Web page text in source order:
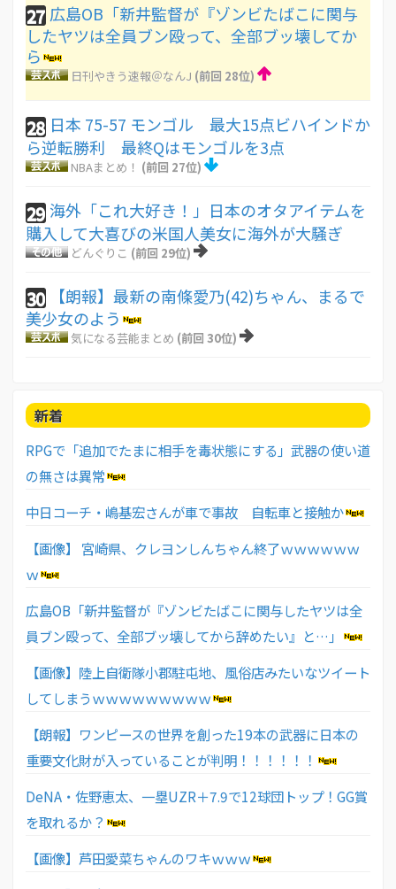
27 広島OB「新井監督が『ゾンビたばこに関与
したヤツは全員ブン殴って、全部ブッ壊してか
ら
日刊やきう速報＠なんJ (前回 28位)
28 日本 75-57 モンゴル 最大15点ビハインドか
ら逆転勝利 最終Qはモンゴルを3点
NBAまとめ！ (前回 27位)
29 海外「これ大好き！」日本のオタアイテムを
購入して大喜びの米国人美女に海外が大騒ぎ
どんぐりこ (前回 29位)
30
【朗報】最新の南條愛乃(42)ちゃん、まるで
美少女のよう
気になる芸能まとめ (前回 30位)
新着
RPGで「追加でたまに相手を毒状態にする」武器の使い道
の無さは異常
中日コーチ・嶋基宏さんが車で事故 自転車と接触か
【画像】 宮崎県、クレヨンしんちゃん終了ｗｗｗｗｗｗ
ｗ
広島OB「新井監督が『ゾンビたばこに関与したヤツは全
員ブン殴って、全部ブッ壊してから辞めたい』と…」
【画像】陸上自衛隊小郡駐屯地、風俗店みたいなツイート
してしまうｗｗｗｗｗｗｗｗｗ
【朗報】ワンピースの世界を創った19本の武器に日本の
重要文化財が入っていることが判明！！！！！！
DeNA・佐野恵太、一塁UZR＋7.9で12球団トップ！GG賞
を取れるか？
【画像】芦田愛菜ちゃんのワキｗｗｗ